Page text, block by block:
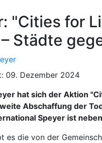
"Cities for
Städte
09. Dezember 2024
hat sich der Aktion
Abschaffung der
Speyer ist
es die von der